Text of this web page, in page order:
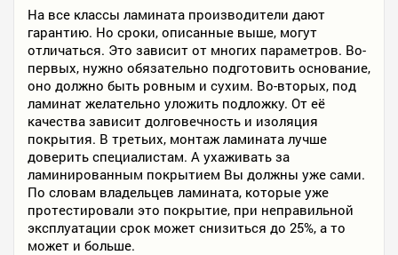
На все классы ламината производители дают
гарантию. Но сроки, описанные выше, могут
отличаться. Это зависит от многих параметров. Во-
первых, нужно обязательно подготовить основание,
оно должно быть ровным и сухим. Во-вторых, под
ламинат желательно уложить подложку. От её
качества зависит долговечность и изоляция
покрытия. В третьих, монтаж ламината лучше
доверить специалистам. А ухаживать за
ламинированным покрытием Вы должны уже сами.
По словам владельцев ламината, которые уже
протестировали это покрытие, при неправильной
эксплуатации срок может снизиться до 25%, а то
может и больше.